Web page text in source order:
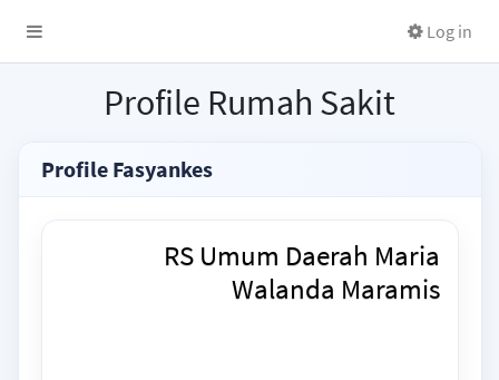
Log in
Profile Rumah Sakit
Profile Fasyankes
RS Umum Daerah Maria
Walanda Maramis